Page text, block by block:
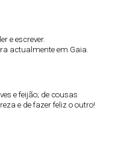
e escrever.
actualmente em Gaia.
e feijão; de cousas
e de fazer feliz o outro!